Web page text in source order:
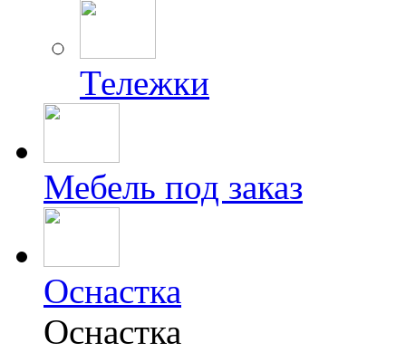
Тележки
Мебель под заказ
Оснастка
Оснастка